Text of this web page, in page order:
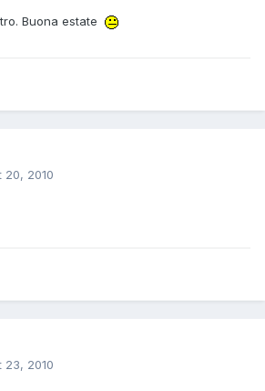
Buona estate
20, 2010
23, 2010